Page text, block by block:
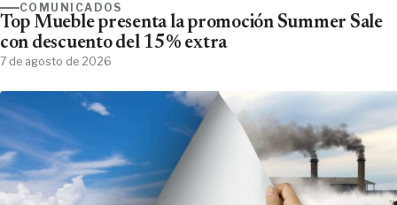
COMUNICADOS
Top Mueble presenta la promoción Summer Sale
con descuento del 15% extra
7 de agosto de 2026